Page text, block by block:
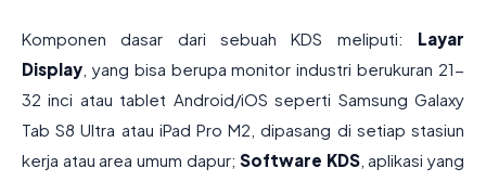
Komponen dasar dari sebuah KDS meliputi: Layar
Display , yang bisa berupa monitor industri berukuran 21-
32 inci atau tablet Android/iOS seperti Samsung Galaxy
Tab S8 Ultra atau iPad Pro M2, dipasang di setiap stasiun
kerja atau area umum dapur;Software KDS, aplikasi yang